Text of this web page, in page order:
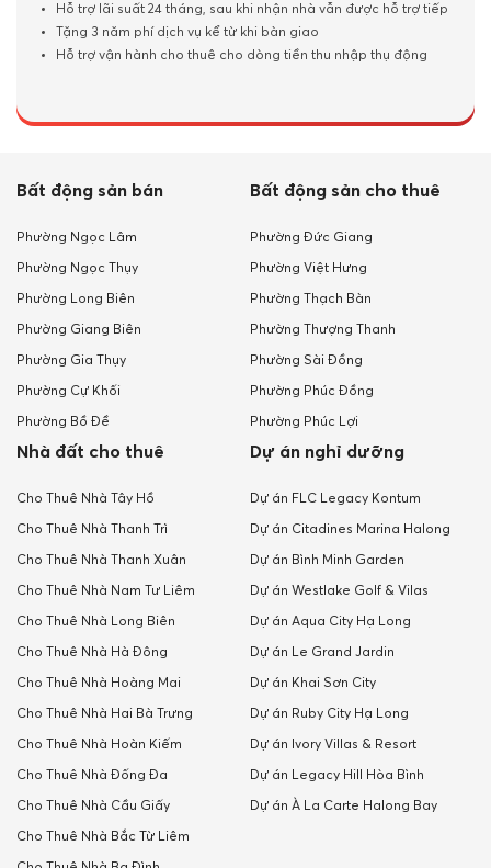
Hỗ trợ lãi suất 24 tháng, sau khi nhận nhà vẫn được hỗ trợ tiếp
Tặng 3 năm phí dịch vụ kể từ khi bàn giao
Hỗ trợ vận hành cho thuê cho dòng tiền thu nhập thụ động
Bất động sản bán
Phường Ngọc Lâm
Phường Ngọc Thụy
Phường Long Biên
Phường Giang Biên
Phường Gia Thụy
Phường Cự Khối
Phường Bồ Đề
Bất động sản cho thuê
Phường Đức Giang
Phường Việt Hưng
Phường Thạch Bàn
Phường Thượng Thanh
Phường Sài Đồng
Phường Phúc Đồng
Phường Phúc Lợi
Nhà đất cho thuê
Cho Thuê Nhà Tây Hồ
Cho Thuê Nhà Thanh Trì
Cho Thuê Nhà Thanh Xuân
Cho Thuê Nhà Nam Tư Liêm
Cho Thuê Nhà Long Biên
Cho Thuê Nhà Hà Đông
Cho Thuê Nhà Hoàng Mai
Cho Thuê Nhà Hai Bà Trưng
Cho Thuê Nhà Hoàn Kiếm
Cho Thuê Nhà Đống Đa
Cho Thuê Nhà Cầu Giấy
Cho Thuê Nhà Bắc Từ Liêm
Dự án nghỉ dưỡng
Dự án FLC Legacy Kontum
Dự án Citadines Marina Halong
Dự án Bình Minh Garden
Dự án Westlake Golf & Vilas
Dự án Aqua City Hạ Long
Dự án Le Grand Jardin
Dự án Khai Sơn City
Dự án Ruby City Hạ Long
Dự án Ivory Villas & Resort
Dự án Legacy Hill Hòa Bình
Dự án À La Carte Halong Bay